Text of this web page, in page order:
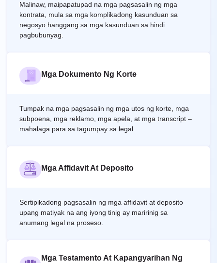
Malinaw, maipapatupad na mga pagsasalin ng mga
kontrata, mula sa mga komplikadong kasunduan sa
negosyo hanggang sa mga kasunduan sa hindi
pagbubunyag.
Mga Dokumento Ng Korte
Tumpak na mga pagsasalin ng mga utos ng korte, mga
subpoena, mga reklamo, mga apela, at mga transcript –
mahalaga para sa tagumpay sa legal.
Mga Affidavit At Deposito
Sertipikadong pagsasalin ng mga affidavit at deposito
upang matiyak na ang iyong tinig ay maririnig sa
anumang legal na proseso.
Mga Testamento At Kapangyarihan Ng